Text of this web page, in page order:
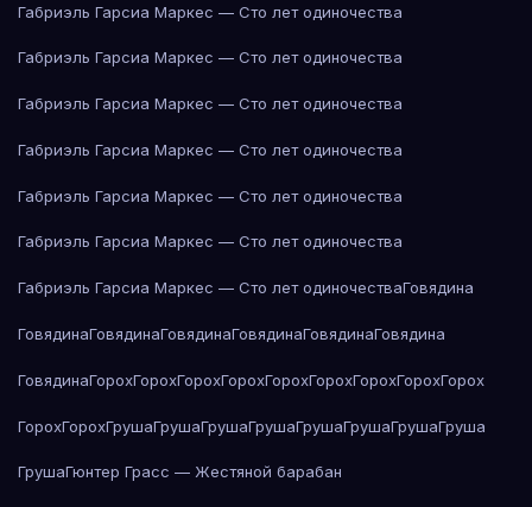
Габриэль Гарсиа Маркес — Сто лет одиночества
Габриэль Гарсиа Маркес — Сто лет одиночества
Габриэль Гарсиа Маркес — Сто лет одиночества
Габриэль Гарсиа Маркес — Сто лет одиночества
Габриэль Гарсиа Маркес — Сто лет одиночества
Габриэль Гарсиа Маркес — Сто лет одиночества
Габриэль Гарсиа Маркес — Сто лет одиночестваГовядина
ГовядинаГовядинаГовядинаГовядинаГовядинаГовядина
ГовядинаГорохГорохГорохГорохГорохГорохГорохГорохГорох
ГорохГорохГрушаГрушаГрушаГрушаГрушаГрушаГрушаГруша
ГрушаГюнтер Грасс — Жестяной барабан